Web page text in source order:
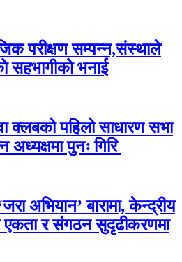
परीक्षण सम्पन्न,संस्थाले
सहभागीको भनाई
क्लबको पहिलो साधारण सभा
पुनः गिरि
अभियान’ बारामा, केन्द्रीय
एकता र संगठन सुदृढीकरणमा